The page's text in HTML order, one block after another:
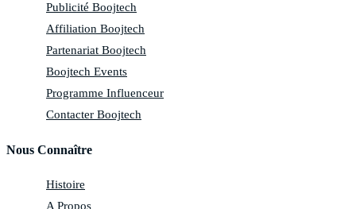
Publicité Boojtech
Affiliation Boojtech
Partenariat Boojtech
Boojtech Events
Programme Influenceur
Contacter Boojtech
Nous Connaître
Histoire
A Propos